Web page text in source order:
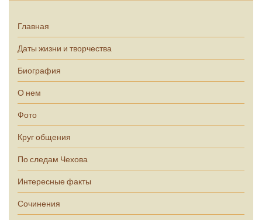
Главная
Даты жизни и творчества
Биография
О нем
Фото
Круг общения
По следам Чехова
Интересные факты
Сочинения